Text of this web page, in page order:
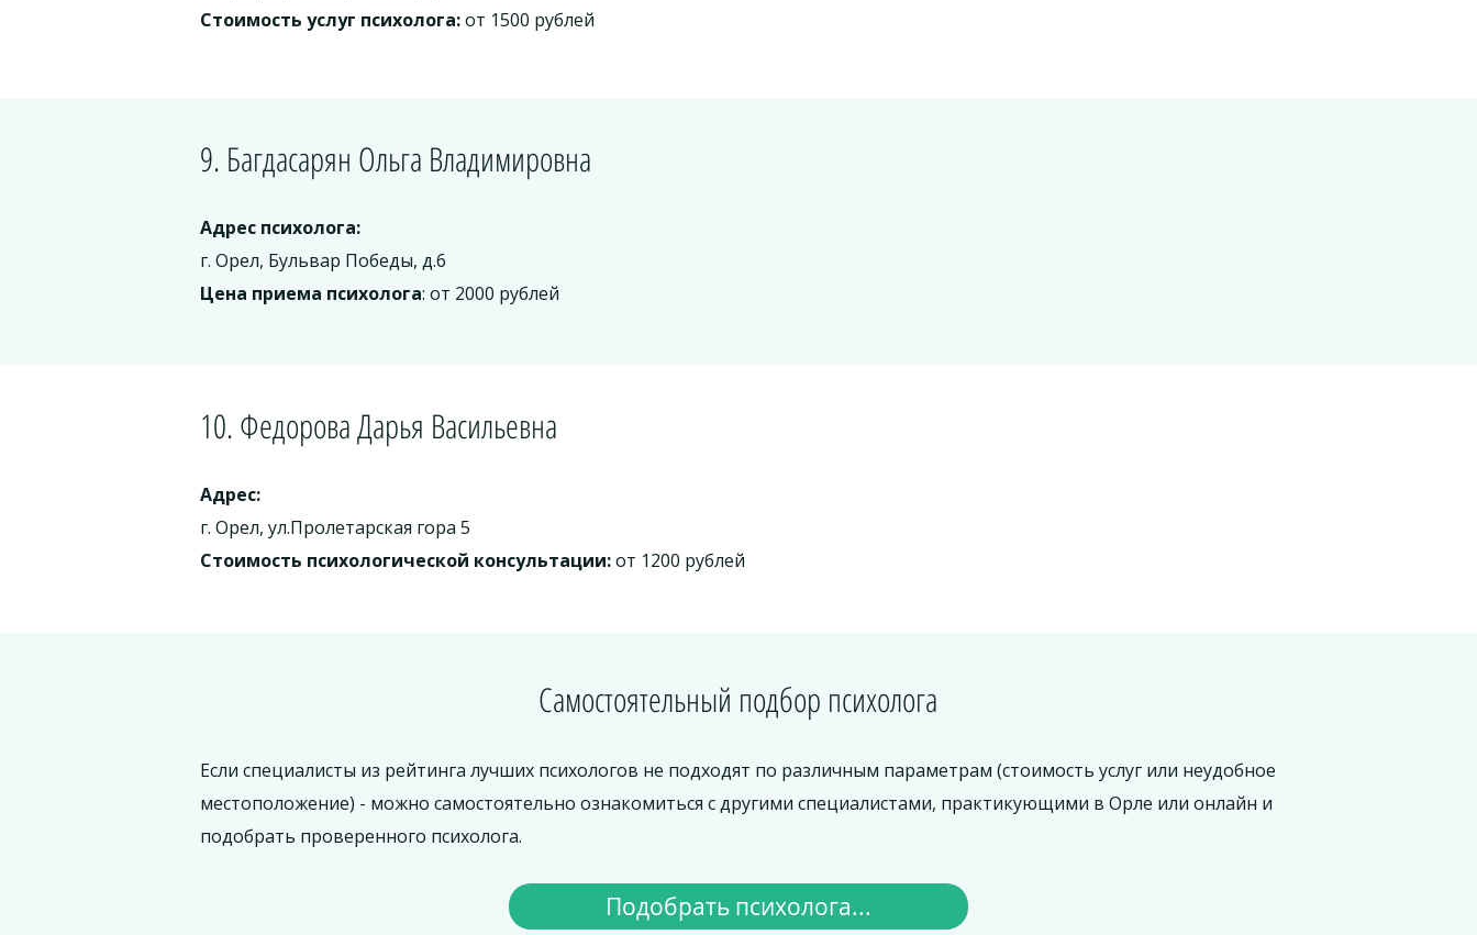
Стоимость услуг психолога:от 1500 рублей
9. Багдасарян Ольга Владимировна
Адрес психолога:
г. Орел, Бульвар Победы, д.6
Цена приема психолога: от 2000 рублей
10. Федорова Дарья Васильевна
Адрес:
г. Орел, ул.Пролетарская гора 5
Стоимость психологической консультации:от 1200 рублей
Самостоятельный подбор психолога
Если специалисты из рейтинга лучших психологов не подходят по различным параметрам (стоимость услуг или неудобное
местоположение) - можно самостоятельно ознакомиться с другими специалистами, практикующими в Орле или онлайн и
подобрать проверенного психолога.
Подобрать психолога...